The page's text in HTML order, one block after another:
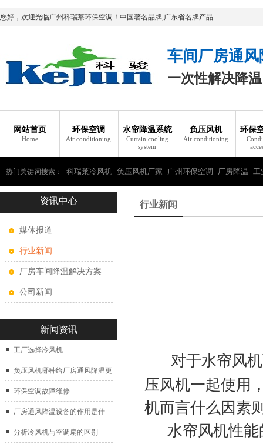
您好，欢迎光临广州科瑞莱环保空调！中国著名品牌,广东省名牌产品
车间厂房通
一次性解决降
网站首页
Home
环保空调
Air conditioning
水帘降温系统
Curtain cooling
system
负压风机
Air conditioning
环保
热门关键词搜索： 科瑞莱冷风机 负压风机厂家 广州环保空调 厂房降温 工
瑞莱环保空调资讯中心
媒体报道
行业新闻
厂房车间降温解决方案
公司新闻
新闻资讯
工厂选择冷风机
负压风机哪种给厂房通风降温更
好？
环保空调故障维修
厂房通风降温设备的作用是什
么？
分析冷风机与空调扇的区别
行业新闻
对于水帘风
压风机一起使用
机而言什么因素
水帘风机性能